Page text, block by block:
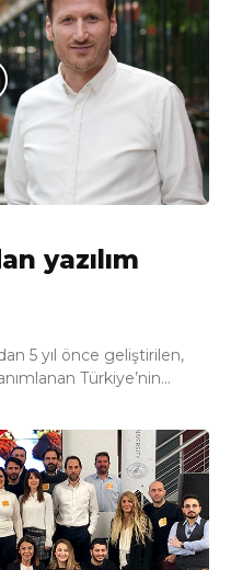
yazılım
5 yıl önce geliştirilen,
Türkiye’nin...